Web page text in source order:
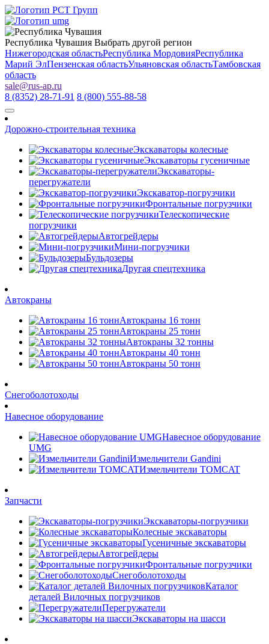
Республика Чувашия Выбрать другой регион
Нижегородская областьРеспублика МордовияРеспублика
Марий ЭлПензенская областьУльяновская областьТамбовская
область
sale@rus-ap.ru
8 (8352) 28-71-91 8 (800) 555-88-58
Дорожно-строительная техника
Экскаваторы колесные
Экскаваторы гусеничные
Экскаваторы-
перегружатели
Экскаватор-погрузчики
Фронтальные погрузчики
Телескопические
погрузчики
Автогрейдеры
Мини-погрузчики
Бульдозеры
Другая спецтехника
Автокраны
Автокраны 16 тонн
Автокраны 25 тонн
Автокраны 32 тонны
Автокраны 40 тонн
Автокраны 50 тонн
Снегоболотоходы
Навесное оборудование
Навесное оборудование
UMG
Измельчители Gandini
Измельчители TOMCAT
Запчасти
Экскаваторы-погрузчики
Колесные экскаваторы
Гусеничные экскаваторы
Автогрейдеры
Фронтальные погрузчики
Снегоболотоходы
Каталог
деталей Вилочных погрузчиков
Перегружатели
Экскаваторы на шасси